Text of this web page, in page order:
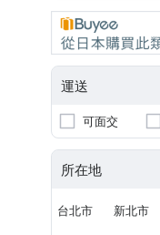
運送
可面交
所在地
台北市 新北市